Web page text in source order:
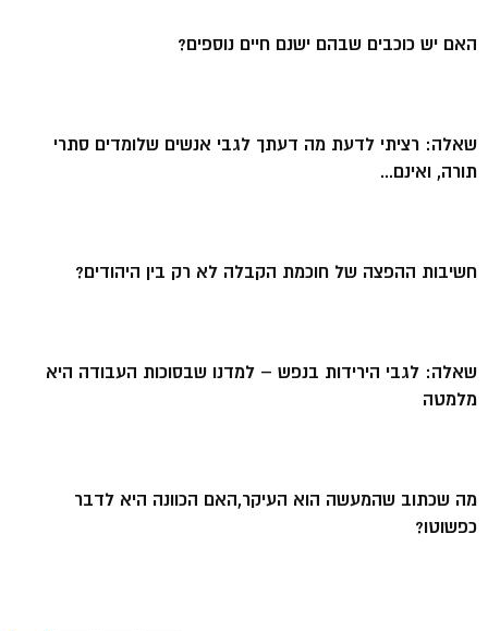
האם יש כוכבים שבהם ישנם חיים נוספים?
שאלה: רציתי לדעת מה דעתך לגבי אנשים שלומדים סתרי
תורה, ואינם...
חשיבות ההפצה של חוכמת הקבלה לא רק בין היהודים?
שאלה: לגבי הירידות בנפש – למדנו שבסוכות העבודה היא
מלמטה
מה שכתוב שהמעשה הוא העיקר,האם הכוונה היא לדבר
כפשוטו?